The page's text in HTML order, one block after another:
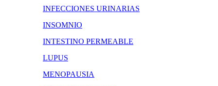
INFECCIONES URINARIAS
INSOMNIO
INTESTINO PERMEABLE
LUPUS
MENOPAUSIA